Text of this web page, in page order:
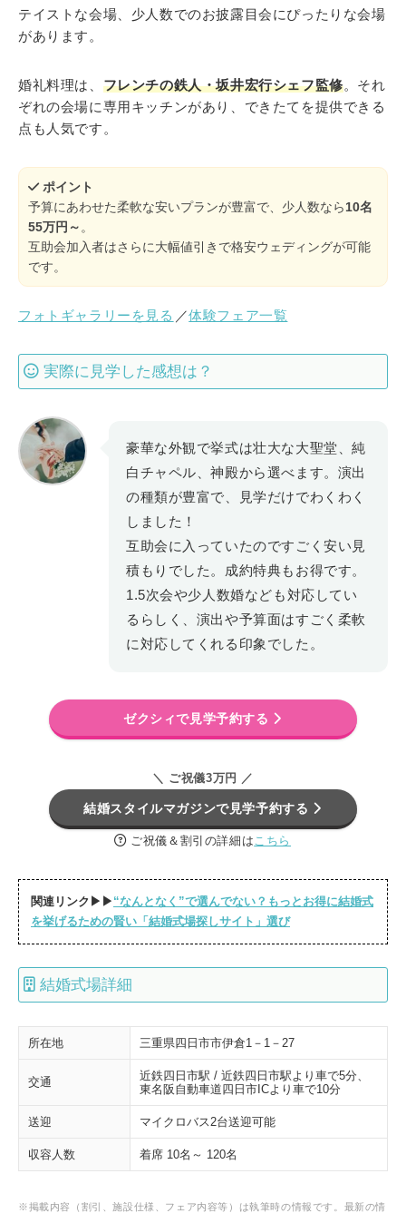
テイストな会場、少人数でのお披露目会にぴったりな会場
があります。
婚礼料理は、 フレンチの鉄人・坂井宏行シェフ監修。それ
ぞれの会場に専用キッチンがあり、できたてを提供できる
点も人気です。
ポイント
予算にあわせた柔軟な安いプランが豊富で、少人数なら10名
55万円～。
互助会加入者はさらに大幅値引きで格安ウェディングが可能
です。
フォトギャラリーを見る ／体験フェア一覧
実際に見学した感想は？
豪華な外観で挙式は壮大な大聖堂、純
白チャペル、神殿から選べます。演出
の種類が豊富で、見学だけでわくわく
しました！
互助会に入っていたのですごく安い見
積もりでした。成約特典もお得です。
1.5次会や少人数婚なども対応してい
るらしく、演出や予算面はすごく柔軟
に対応してくれる印象でした。
ゼクシィで見学予約する
＼ ご祝儀3万円 ／
結婚スタイルマガジンで見学予約する
ご祝儀＆割引の詳細は こちら
関連リンク▶▶ “なんとなく”で選んでない？もっとお得に結婚式
を挙げるための賢い「結婚式場探しサイト」選び
結婚式場詳細
所在地 三重県四日市市伊倉1－1－27
交通
近鉄四日市駅 / 近鉄四日市駅より車で5分、
東名阪自動車道四日市ICより車で10分
送迎 マイクロバス2台送迎可能
収容人数 着席 10名～ 120名
※掲載内容（割引、施設仕様、フェア内容等）は執筆時の情報です。最新の情